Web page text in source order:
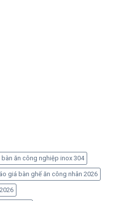
bàn ăn công nghiệp inox 304
giá bàn ghế ăn công nhân 2026